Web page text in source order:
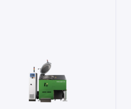
aux structures de taille moyenne de
traiter leurs DASRI (environ
50kg/heure*) en garantissant la
et la traçabilité avec des coûts
d’exploitations minimisés.